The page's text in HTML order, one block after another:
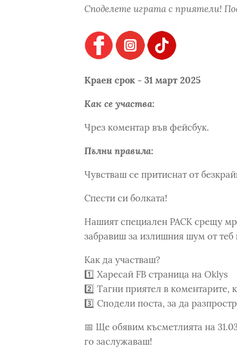
Споделете играта с приятели!
Краен срок - 31 март 2025
Как се участва:
Чрез коментар във фейсбук.
Пълни правила:
Чувстваш се притиснат от
Спести си болката!
Нашият специален PACK срещу
забравиш за излишния шум от теб
Как да участваш?
1️⃣ Харесай FB страница на Oklys
2️⃣ Тагни приятел в коментарите,
3️⃣ Сподели поста, за да
📅 Ще обявим късметлията на
го заслужаваш!